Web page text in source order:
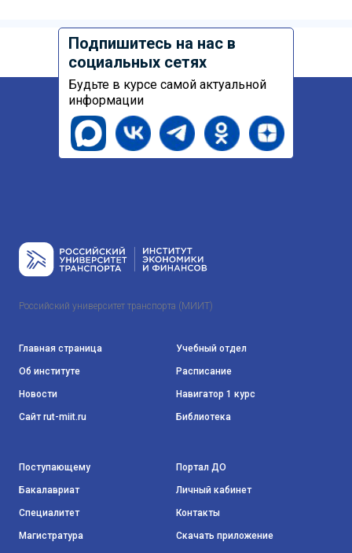
Подпишитесь на нас в
социальных сетях
Будьте в курсе самой актуальной
информации
Российский университет транспорта (МИИТ)
Главная страница
Об институте
Новости
Сайт rut-miit.ru
Учебный отдел
Расписание
Навигатор 1 курс
Библиотека
Поступающему
Бакалавриат
Специалитет
Магистратура
Портал ДО
Личный кабинет
Контакты
Скачать приложение